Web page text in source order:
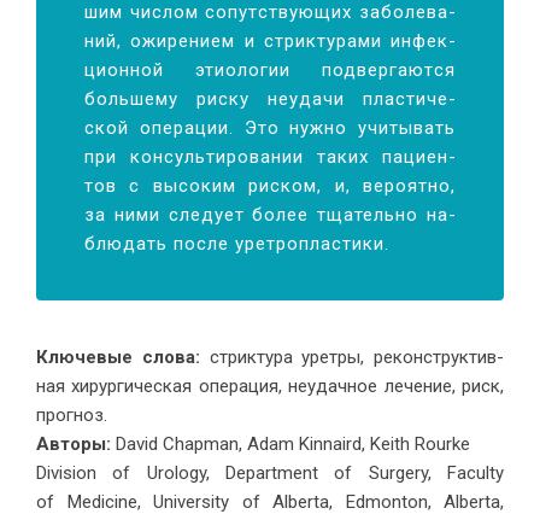
шим чис­лом со­пут­ству­ю­щих за­боле­ва­
ний, ожи­ре­ни­ем и стрик­ту­ра­ми ин­фек­
ци­он­ной этио­ло­гии под­вер­га­ют­ся
боль­ше­му рис­ку неуда­чи пла­сти­че­
ской опе­ра­ции. Это нуж­но учи­ты­вать
при кон­суль­ти­ро­ва­нии та­ких па­ци­ен­
тов с вы­со­ким риском, и, ве­ро­ят­но,
за ни­ми сле­ду­ет бо­лее тща­тель­но на­
блю­дать по­сле урет­ро­пла­стики.
Клю­че­вые сло­ва: стрик­ту­ра урет­ры, ре­кон­струк­тив­
ная хи­рур­ги­че­ская опе­ра­ция, неудач­ное ле­че­ние, риск,
прогноз.
Авторы: David Chapman, Adam Kinnaird, Keith Rourkе
Division of Urology, Department of Surgery, Faculty
of Medicine, University of Alberta, Edmonton, Alberta,